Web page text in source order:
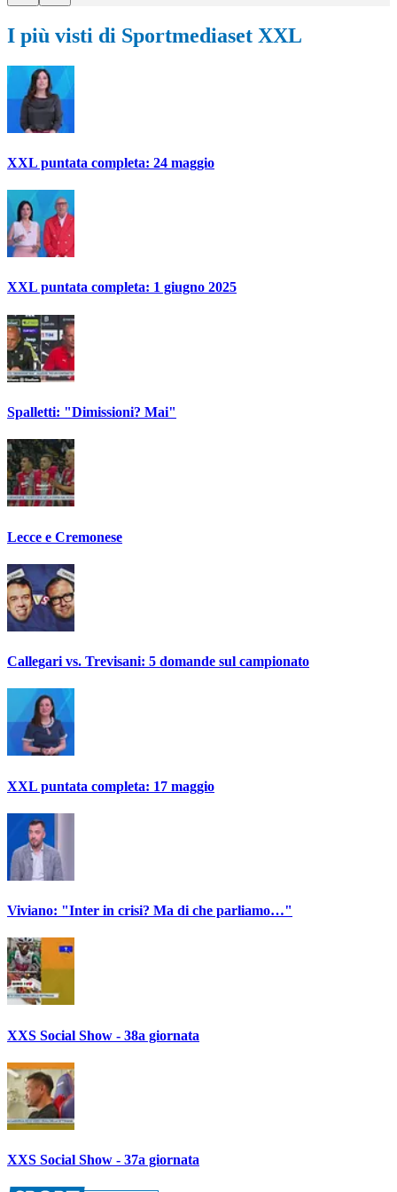
I più visti di Sportmediaset XXL
XXL puntata completa: 24 maggio
XXL puntata completa: 1 giugno 2025
Spalletti: "Dimissioni? Mai"
Lecce e Cremonese
Callegari vs. Trevisani: 5 domande sul campionato
XXL puntata completa: 17 maggio
Viviano: "Inter in crisi? Ma di che parliamo…"
XXS Social Show - 38a giornata
XXS Social Show - 37a giornata